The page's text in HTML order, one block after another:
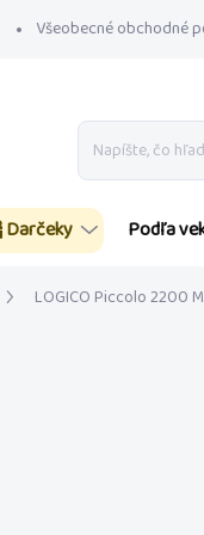
Všeobecné obchodné
Darčeky Podľa
LOGICO Piccolo 2200